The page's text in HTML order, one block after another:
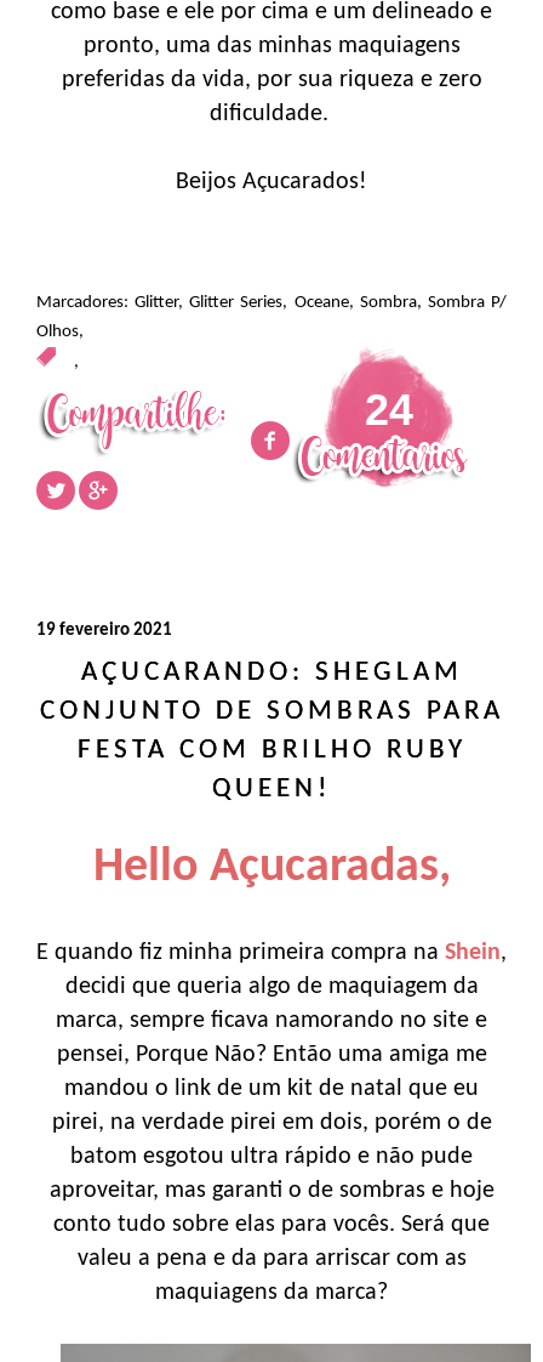
como base e ele por cima e um delineado e
pronto, uma das minhas maquiagens
preferidas da vida, por sua riqueza e zero
dificuldade.
Beijos Açucarados!
Marcadores:Glitter,Glitter Series, Oceane, Sombra, Sombra P/
Olhos,
,
24
19 fevereiro 2021
AÇUCARANDO: SHEGLAM
CONJUNTO DE SOMBRAS PARA
FESTA COM BRILHO RUBY
QUEEN!
Hello Açucaradas,
E quando fiz minha primeira compra na Shein,
decidi que queria algo de maquiagem da
marca, sempre ficava namorando no site e
pensei, Porque Não? Então uma amiga me
mandou o link de um kit de natal que eu
pirei, na verdade pirei em dois, porém o de
batom esgotou ultra rápido e não pude
aproveitar, mas garanti o de sombras e hoje
conto tudo sobre elas para vocês. Será que
valeu a pena e da para arriscar com as
maquiagens da marca?